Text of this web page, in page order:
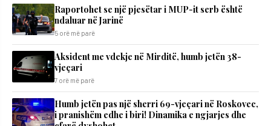
Raportohet se një pjesëtar i MUP-it serb është
ndaluar në Jarinë
5 orë më parë
Aksident me vdekje në Mirditë, humb jetën 38-
vjeçari
7 orë më parë
Humb jetën pas një sherri 69-vjeçari në Roskovec,
i pranishëm edhe i biri! Dinamika e ngjarjes dhe